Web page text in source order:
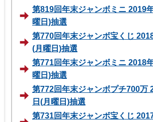
第819回年末ジャンボミニ 2019
曜日)抽選
第770回年末ジャンボ宝くじ
(月曜日)抽選
第771回年末ジャンボミニ 2018
曜日)抽選
第772回年末ジャンボプチ700万
日(月曜日)抽選
第731回年末ジャンボ宝くじ